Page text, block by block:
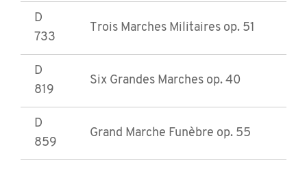
D
733
Trois Marches Militaires op. 51
D
819
Six Grandes Marches op. 40
D
859
Grand Marche Funèbre op. 55